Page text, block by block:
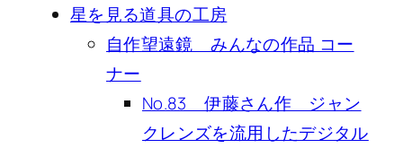
星を見る道具の工房
自作望遠鏡 みんなの作品 コー
ナー
No.83 伊藤さん作 ジャン
クレンズを流用したデジタル